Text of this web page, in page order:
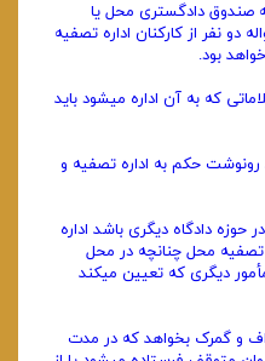
صندوق دادگستری محل یا
دو نفر از کارکنان اداره ‌تصفیه
بود.
که به آن اداره میشود باید
حکم به اداره تصفیه و
دادگاه دیگری باشد اداره
تصفیه محل چنانچه ‌در محل
دیگری که تعیین میکند
و گمرک بخواهد که در مدت